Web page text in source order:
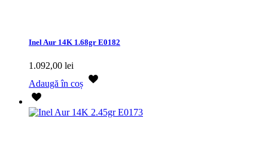
Inel Aur 14K 1.68gr E0182
1.092,00 lei
Adaugă în coș